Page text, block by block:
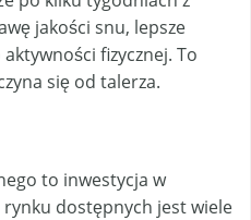
jakości snu, lepsze
fizycznej. To
się od talerza.
to inwestycja w
dostępnych jest wiele